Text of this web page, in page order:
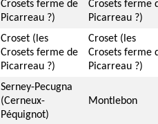
Crosets ferme de
Picarreau ?)
Crosets ferme
Picarreau ?)
Croset (les
Crosets ferme de
Picarreau ?)
Croset (les
Crosets ferme
Picarreau ?)
Serney-Pecugna
(Cerneux-
Péquignot)
Montlebon